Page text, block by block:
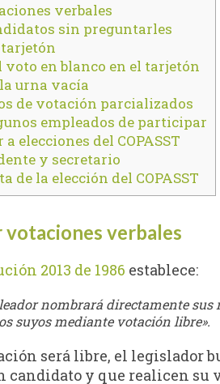
verbales
sin preguntarles
tarjetón
en blanco en el tarjetón
urna vacía
de votación parcializados
empleados de participar
elecciones del COPASST
y secretario
de la elección del COPASST
votaciones verbales
2013 de 1986 establece:
nombrará directamente sus
suyos mediante votación libre».
será libre, el legislador
candidato y que realicen su